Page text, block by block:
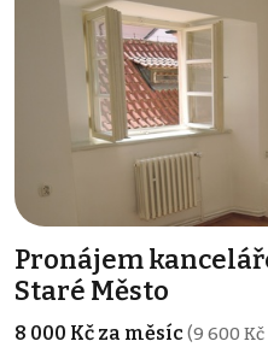
Pronájem
Staré Město
8 000 Kč za měsíc(9 600 Kč